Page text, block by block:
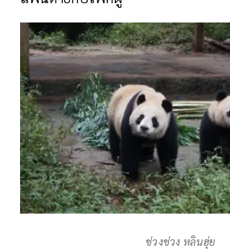
ช่วงช่วง หลินฮุ่ย